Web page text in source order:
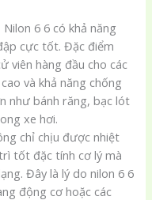
Nilon 6 6 có khả năng
cực tốt. Đặc điểm
viên hàng đầu cho các
và khả năng chống
như bánh răng, bạc lót
xe hơi.
chỉ chịu được nhiệt
tốt đặc tính cơ lý mà
Đây là lý do nilon 6 6
động cơ hoặc các